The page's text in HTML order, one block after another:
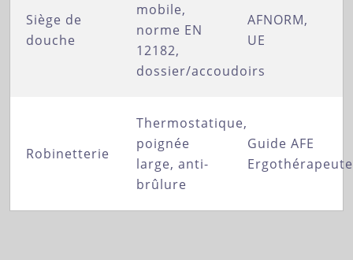
Siège de
douche
mobile,
norme EN
12182,
dossier/accoudoirs
AFNORM,
UE
Robinetterie
Thermostatique,
poignée
large, anti-
brûlure
Guide AFE